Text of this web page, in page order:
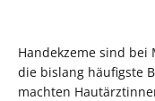
Handekzeme sind
die bislang häufigste
machten